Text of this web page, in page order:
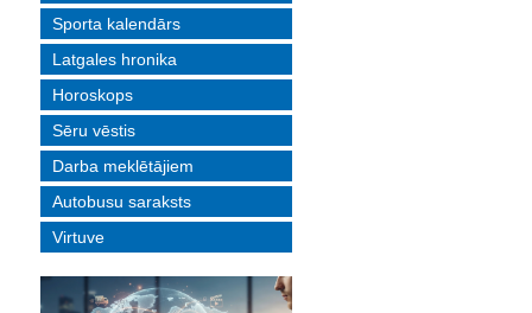
Sporta kalendārs
Latgales hronika
Horoskops
Sēru vēstis
Darba meklētājiem
Autobusu saraksts
Virtuve